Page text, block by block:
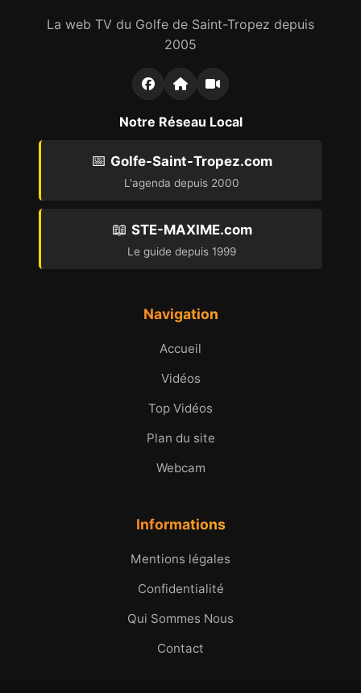
La web TV du Golfe de Saint-Tropez depuis
2005
Notre Réseau Local
📅 Golfe-Saint-Tropez.com
L'agenda depuis 2000
📖 STE-MAXIME.com
Le guide depuis 1999
Navigation
Accueil
Vidéos
Top Vidéos
Plan du site
Webcam
Informations
Mentions légales
Confidentialité
Qui Sommes Nous
Contact